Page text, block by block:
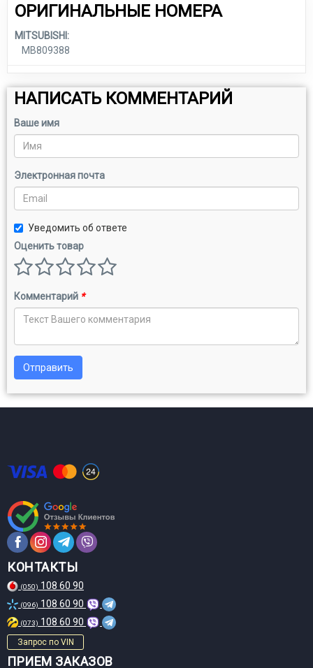
ОРИГИНАЛЬНЫЕ НОМЕРА
MITSUBISHI:
MB809388
НАПИСАТЬ КОММЕНТАРИЙ
Ваше имя
Электронная почта
Уведомить об ответе
Оценить товар
Комментарий *
Отправить
КОНТАКТЫ
(050) 108 60 90
(096) 108 60 90
(073) 108 60 90
Запрос по VIN
ПРИЕМ ЗАКАЗОВ